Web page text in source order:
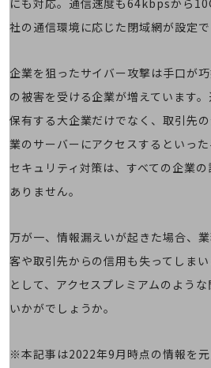
会社案内パンフレット
ニュースルーム
ニュースルームTOP
ニュースリリース
地域からの発表
重要なお知らせ
お知らせ
サステナビリティ
NTTドコモビジネスグループのサステ
サステナビリティ基本方針
サステナビリティレポート
経営情報TOP
社の通信環境に応じた閉域網が設定で
企業を狙ったサイバー攻撃は手口が
の被害を受ける企業が増えています
保有する大企業だけでなく、取引先
業のサーバーにアクセスするといった
セキュリティ対策は、すべての企業
ありません。
万が一、情報漏えいが起きた場合、
客や取引先からの信用も失ってしま
として、アクセスプレミアムのよう
いかがでしょうか。
※本記事は2022年9月時点の情報を元